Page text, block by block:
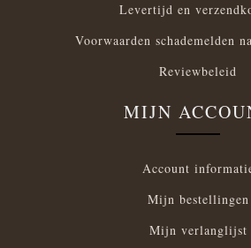
Levertijd en
Voorwaarden schademelden
Reviewbeleid
MIJN
Account
Mijn bestellingen
Mijn verlanglijst